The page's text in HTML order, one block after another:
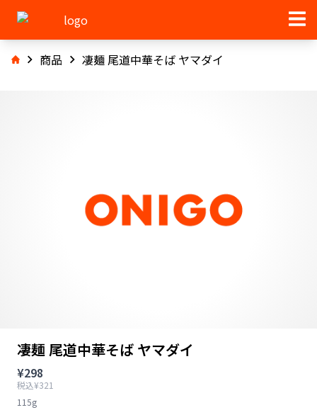
商品 凄麺 尾道中華そば ヤマダイ
凄麺 尾道中華そば ヤマダイ
¥298
税込¥321
115g